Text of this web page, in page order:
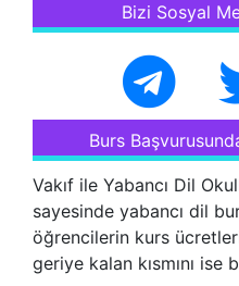
Bizi Sosyal
Burs
Vakıf ile Yabancı Dil
sayesinde yabancı dil
öğrencilerin kurs
geriye kalan kısmını ise